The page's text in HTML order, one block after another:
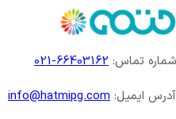
شماره تماس: 66403162-021
آدرس ایمیل: info@hatmipg.com